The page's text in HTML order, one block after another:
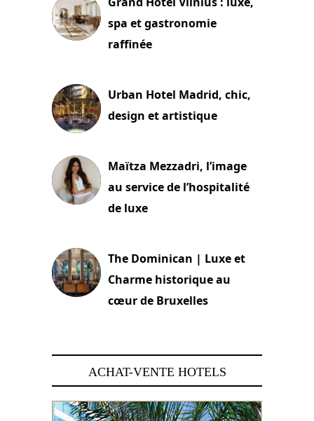
spa et gastronomie
raffinée
Urban Hotel Madrid, chic,
design et artistique
Maïtza Mezzadri, l’image
au service de l’hospitalité
de luxe
The Dominican | Luxe et
Charme historique au
cœur de Bruxelles
ACHAT-VENTE HOTELS